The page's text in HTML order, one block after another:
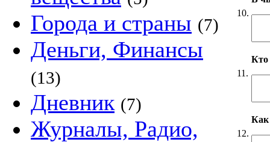
Города и страны (7)
Деньги, Финансы
(13)
Дневник (7)
Журналы, Радио,
10.
11.
Кто
12.
Как